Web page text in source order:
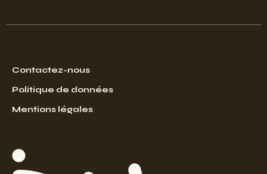
Contactez-nous
Politique de données
Mentions légales